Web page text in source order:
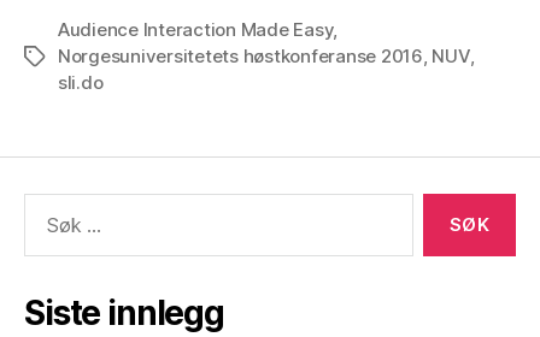
Stikkord
Audience Interaction Made Easy,
Norgesuniversitetets høstkonferanse 2016, NUV,
sli.do
etter:
Siste innlegg